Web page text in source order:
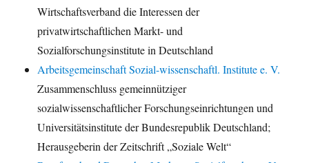
Wirtschaftsverband die Interessen der
privatwirtschaftlichen Markt- und
Sozialforschungsinstitute in Deutschland
Arbeitsgemeinschaft Sozial-wissenschaftl. Institute e. V.
Zusammenschluss gemeinnütziger
sozialwissenschaftlicher Forschungseinrichtungen und
Universitätsinstitute der Bundesrepublik Deutschland;
Herausgeberin der Zeitschrift „Soziale Welt“